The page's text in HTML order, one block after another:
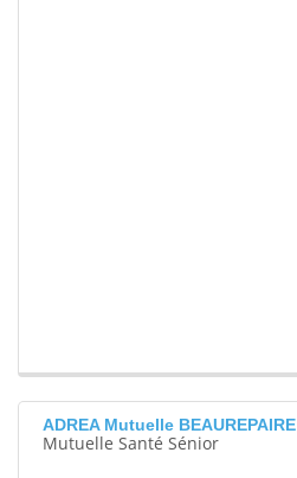
ADREA Mutuelle BEAUREPAIRE
Mutuelle Santé Sénior